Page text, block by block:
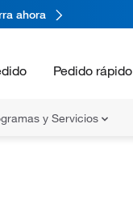
ahora
Pedido rápido
y Servicios